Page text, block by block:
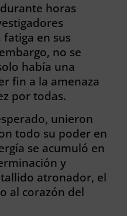
horas
en sus
no se
había una
fin a la amenaza
por todas.
unieron
todo su poder en
se acumuló en
y
atronador, el
al corazón del